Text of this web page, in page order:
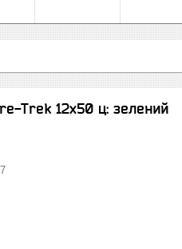
Trek 12х50 ц: зелений